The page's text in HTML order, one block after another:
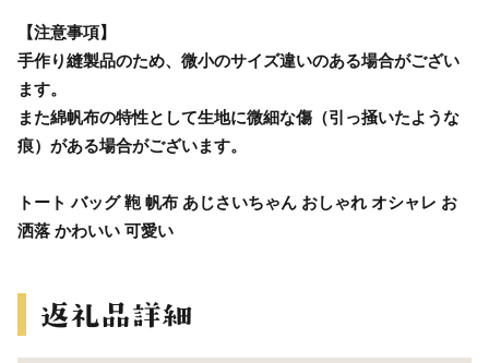
【注意事項】
手作り縫製品のため、微小のサイズ違いのある場合がござい
ます。
また綿帆布の特性として生地に微細な傷（引っ掻いたような
痕）がある場合がございます。
トート バッグ 鞄 帆布 あじさいちゃん おしゃれ オシャレ お
洒落 かわいい 可愛い